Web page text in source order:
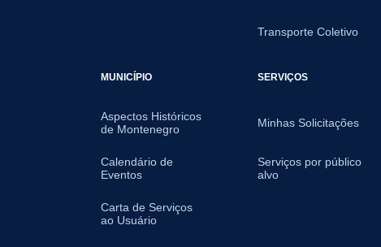
Transporte Coletivo
MUNICÍPIO
Aspectos Históricos
de Montenegro
Calendário de
Eventos
Carta de Serviços
ao Usuário
SERVIÇOS
Minhas Solicitações
Serviços por público
alvo